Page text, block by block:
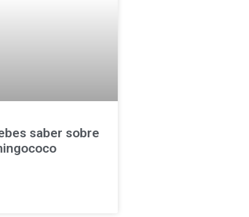
saber sobre